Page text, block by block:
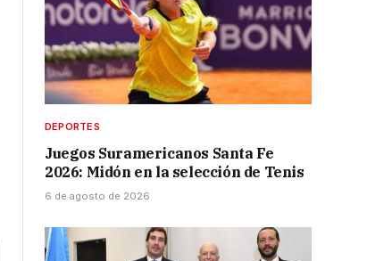
DEPORTES
Juegos Suramericanos Santa Fe
2026: Midón en la selección de Tenis
6 de agosto de 2026